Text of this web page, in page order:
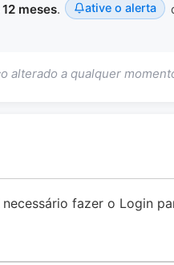
meses. ative o alerta
alterado a qualquer
necessário fazer o Login